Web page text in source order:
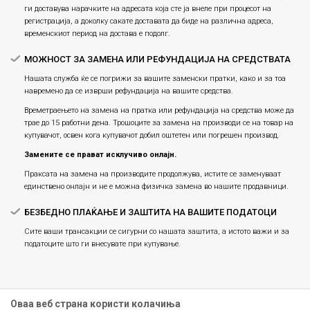
ги доставува нарачките на адресата која сте ја внеле при процесот на
регистрација, а доколку сакате доставата да биде на различна адреса,
временскиот период на достава е подолг.
МОЖНОСТ ЗА ЗАМЕНА ИЛИ РЕФУНДАЦИЈА НА СРЕДСТВАТА
Нашата служба ќе се погрижи за вашите заменски пратки, како и за тоа
навремено да се изврши рефундација на вашите средства.
Времетраењето на замена на пратка или рефундацијa на средства може да
трае до 15 работни дена. Трошоците за замена на производи се на товар на
купувачот, освен кога купувачот добил оштетен или погрешен производ.
Замените се прават исклучиво онлајн.
Праксата на замена на производите продолжува, истите се заменуваат
единствено онлајн и не е можна физичка замена во нашите продавници.
БЕЗБЕДНО ПЛАЌАЊЕ И ЗАШТИТА НА ВАШИТЕ ПОДАТОЦИ
Сите ваши трансакции се сигурни со нашата заштита, а истото важи и за
податоците што ги внесувате при купување.
Оваа веб страна користи колачиња